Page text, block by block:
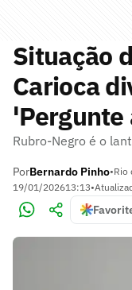
Situação
Carioca
'Pergunte
Rubro-Negro é o
PorBernardo Pinho•Rio
19/01/202613:13•